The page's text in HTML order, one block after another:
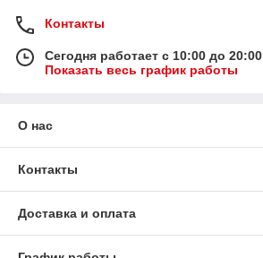
Контакты
Сегодня работает с 10:00 до 20:00
Показать весь график работы
О нас
Контакты
Доставка и оплата